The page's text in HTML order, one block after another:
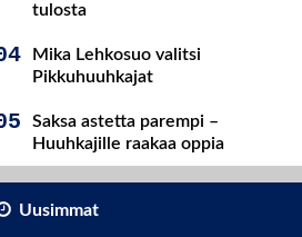
tulosta
Mika Lehkosuo valitsi
Pikkuhuuhkajat
Saksa astetta parempi –
Huuhkajille raakaa oppia
Uusimmat